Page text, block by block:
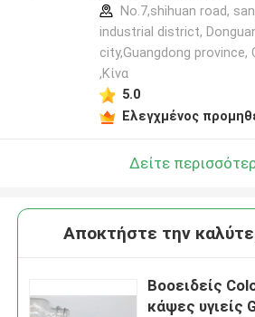
κατασκευαστή
No.7,shihuan road,
industrial district,
city,Guangdong province,
,Κίνα
5.0
Ελεγχμένος
Δείτε
Αποκτήστε την
Βοοειδείς
κάψες υγιείς